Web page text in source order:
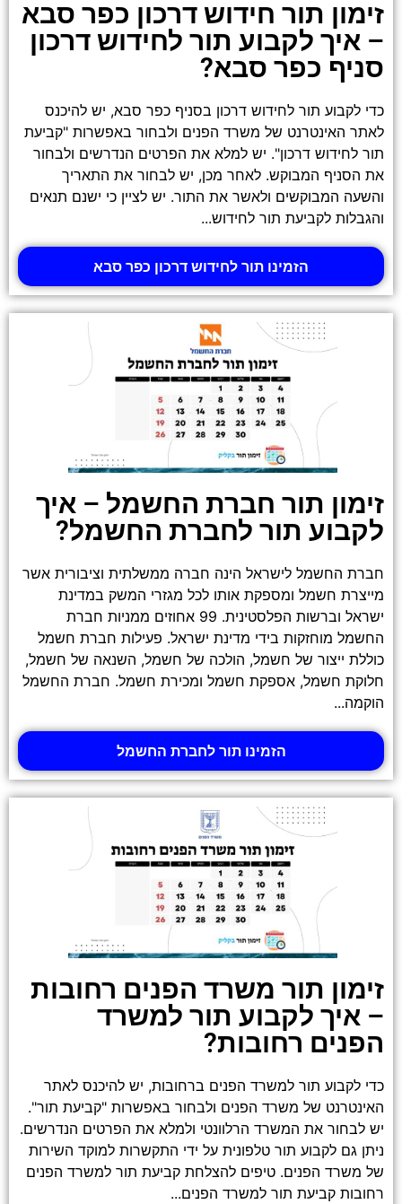
זימון תור חידוש דרכון כפר סבא
– איך לקבוע תור לחידוש דרכון
סניף כפר סבא?
כדי לקבוע תור לחידוש דרכון בסניף כפר סבא, יש להיכנס
לאתר האינטרנט של משרד הפנים ולבחור באפשרות "קביעת
תור לחידוש דרכון". יש למלא את הפרטים הנדרשים ולבחור
את הסניף המבוקש. לאחר מכן, יש לבחור את התאריך
והשעה המבוקשים ולאשר את התור. יש לציין כי ישנם תנאים
והגבלות לקביעת תור לחידוש...
הזמינו תור לחידוש דרכון כפר סבא
זימון תור חברת החשמל – איך
לקבוע תור לחברת החשמל?
חברת החשמל לישראל הינה חברה ממשלתית וציבורית אשר
מייצרת חשמל ומספקת אותו לכל מגזרי המשק במדינת
ישראל וברשות הפלסטינית. 99 אחוזים ממניות חברת
החשמל מוחזקות בידי מדינת ישראל. פעילות חברת חשמל
כוללת ייצור של חשמל, הולכה של חשמל, השנאה של חשמל,
חלוקת חשמל, אספקת חשמל ומכירת חשמל. חברת החשמל
הוקמה...
הזמינו תור לחברת החשמל
זימון תור משרד הפנים רחובות
– איך לקבוע תור למשרד
הפנים רחובות?
כדי לקבוע תור למשרד הפנים ברחובות, יש להיכנס לאתר
האינטרנט של משרד הפנים ולבחור באפשרות "קביעת תור".
יש לבחור את המשרד הרלוונטי ולמלא את הפרטים הנדרשים.
ניתן גם לקבוע תור טלפונית על ידי התקשרות למוקד השירות
של משרד הפנים. טיפים להצלחת קביעת תור למשרד הפנים
רחובות קביעת תור למשרד הפנים...